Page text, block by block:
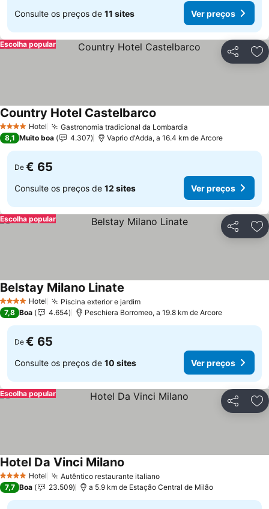
Consulte os preços de 11 sites Ver preços
Partilhar
Escolha popular
4 EstrelasHotel Gastronomia tradicional da Lombardia
Country Hotel Castelbarco
8,1 Muito boa 4.307 Vaprio d'Adda, a 16.4 km de Arcore
De € 65
Consulte os preços de 12 sites Ver preços
Partilhar
Escolha popular
4 EstrelasHotel Piscina exterior e jardim
Belstay Milano Linate
7,8 Boa 4.654 Peschiera Borromeo, a 19.8 km de Arcore
De € 65
Consulte os preços de 10 sites Ver preços
Partilhar
Escolha popular
4 EstrelasHotel Autêntico restaurante italiano
Hotel Da Vinci Milano
7,7 Boa 23.509 a 5.9 km de Estação Central de Milão